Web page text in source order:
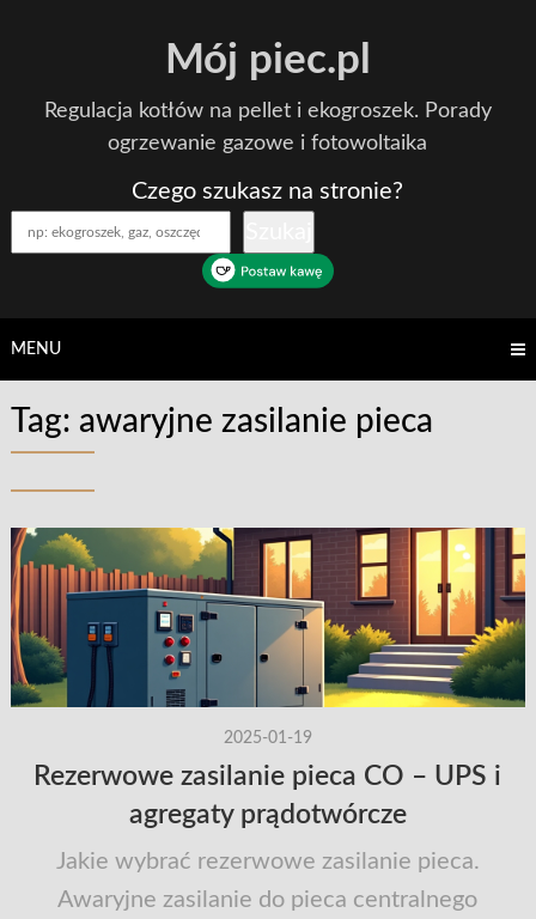
Mój piec.pl
Regulacja kotłów na pellet i ekogroszek. Porady
ogrzewanie gazowe i fotowoltaika
Czego szukasz na stronie?
MENU
Tag: awaryjne zasilanie pieca
2025-01-19
Rezerwowe zasilanie pieca CO – UPS i
agregaty prądotwórcze
Jakie wybrać rezerwowe zasilanie pieca.
Awaryjne zasilanie do pieca centralnego